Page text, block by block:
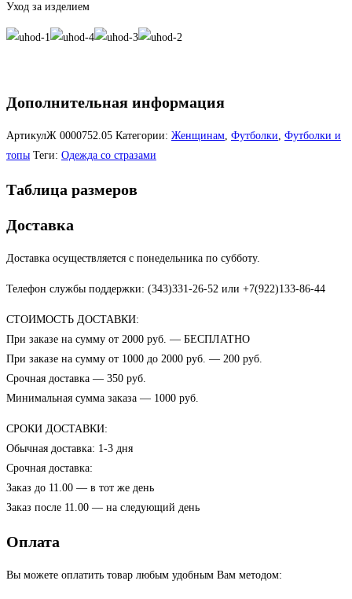
Уход за изделием
Дополнительная информация
АртикулЖ 0000752.05 Категории: Женщинам, Футболки, Футболки и
топы Теги: Одежда со стразами
Таблица размеров
Доставка
Доставка осуществляется с понедельника по субботу.
Телефон службы поддержки: (343)331-26-52 или +7(922)133-86-44
СТОИМОСТЬ ДОСТАВКИ:
При заказе на сумму от 2000 руб. — БЕСПЛАТНО
При заказе на сумму от 1000 до 2000 руб. — 200 руб.
Срочная доставка — 350 руб.
Минимальная сумма заказа — 1000 руб.
СРОКИ ДОСТАВКИ:
Обычная доставка: 1-3 дня
Срочная доставка:
Заказ до 11.00 — в тот же день
Заказ после 11.00 — на следующий день
Оплата
Вы можете оплатить товар любым удобным Вам методом: